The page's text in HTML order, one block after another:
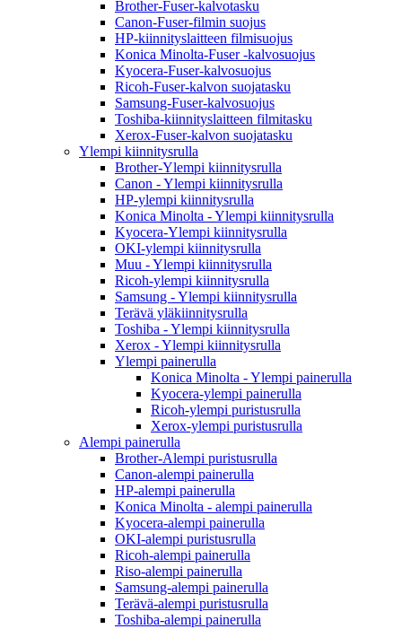
Brother-Fuser-kalvotasku
Canon-Fuser-filmin suojus
HP-kiinnityslaitteen filmisuojus
Konica Minolta-Fuser -kalvosuojus
Kyocera-Fuser-kalvosuojus
Ricoh-Fuser-kalvon suojatasku
Samsung-Fuser-kalvosuojus
Toshiba-kiinnityslaitteen filmitasku
Xerox-Fuser-kalvon suojatasku
Ylempi kiinnitysrulla
Brother-Ylempi kiinnitysrulla
Canon - Ylempi kiinnitysrulla
HP-ylempi kiinnitysrulla
Konica Minolta - Ylempi kiinnitysrulla
Kyocera-Ylempi kiinnitysrulla
OKI-ylempi kiinnitysrulla
Muu - Ylempi kiinnitysrulla
Ricoh-ylempi kiinnitysrulla
Samsung - Ylempi kiinnitysrulla
Terävä yläkiinnitysrulla
Toshiba - Ylempi kiinnitysrulla
Xerox - Ylempi kiinnitysrulla
Ylempi painerulla
Konica Minolta - Ylempi painerulla
Kyocera-ylempi painerulla
Ricoh-ylempi puristusrulla
Xerox-ylempi puristusrulla
Alempi painerulla
Brother-Alempi puristusrulla
Canon-alempi painerulla
HP-alempi painerulla
Konica Minolta - alempi painerulla
Kyocera-alempi painerulla
OKI-alempi puristusrulla
Ricoh-alempi painerulla
Riso-alempi painerulla
Samsung-alempi painerulla
Terävä-alempi puristusrulla
Toshiba-alempi painerulla